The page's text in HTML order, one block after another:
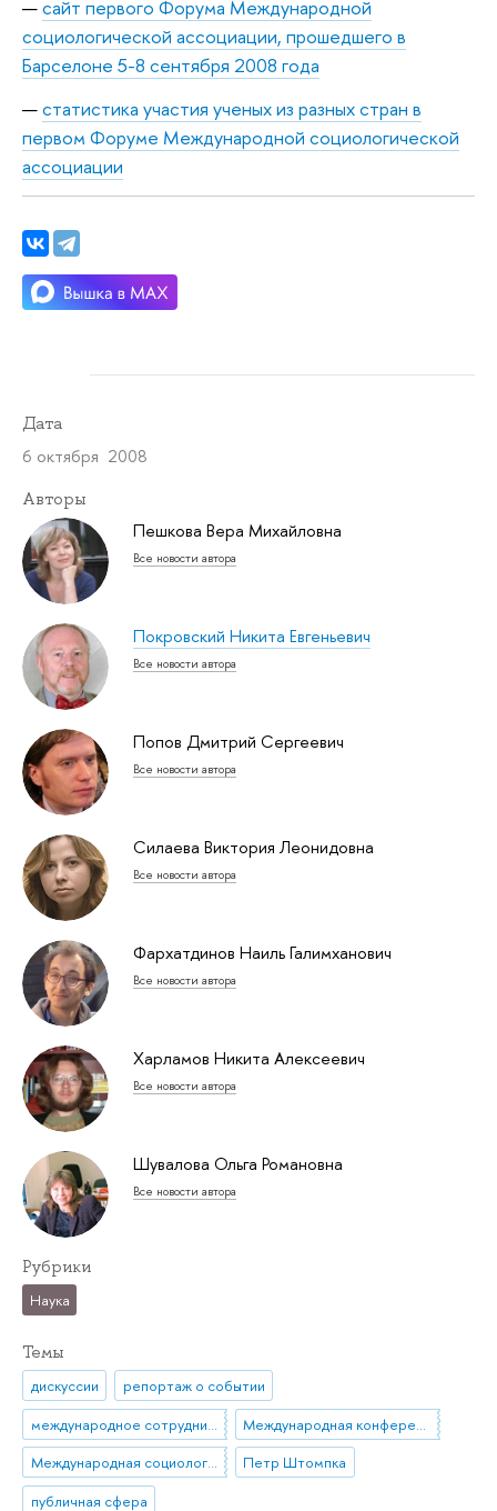
сайт первого Форума Международной
социологической ассоциации, прошедшего в
Барселоне 5-8 сентября 2008 года
статистика участия ученых из разных стран в
первом Форуме Международной социологической
ассоциации
Дата
6 октября 2008
Авторы
Пешкова Вера Михайловна
Все новости автора
Покровский Никита Евгеньевич
Все новости автора
Попов Дмитрий Сергеевич
Все новости автора
Силаева Виктория Леонидовна
Все новости автора
Фархатдинов Наиль Галимханович
Все новости автора
Харламов Никита Алексеевич
Все новости автора
Шувалова Ольга Романовна
Все новости автора
Рубрики
Наука
Темы
дискуссии
репортаж о событии
международное сотрудничество
Международная конференция
Международная социологическая ассоциация
Петр Штомпка
публичная сфера